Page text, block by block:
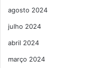
agosto 2024
julho 2024
abril 2024
março 2024